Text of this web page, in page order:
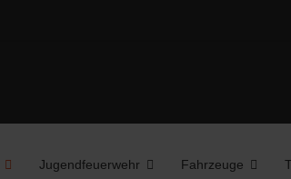
Jugendfeuerwehr Fahrzeuge